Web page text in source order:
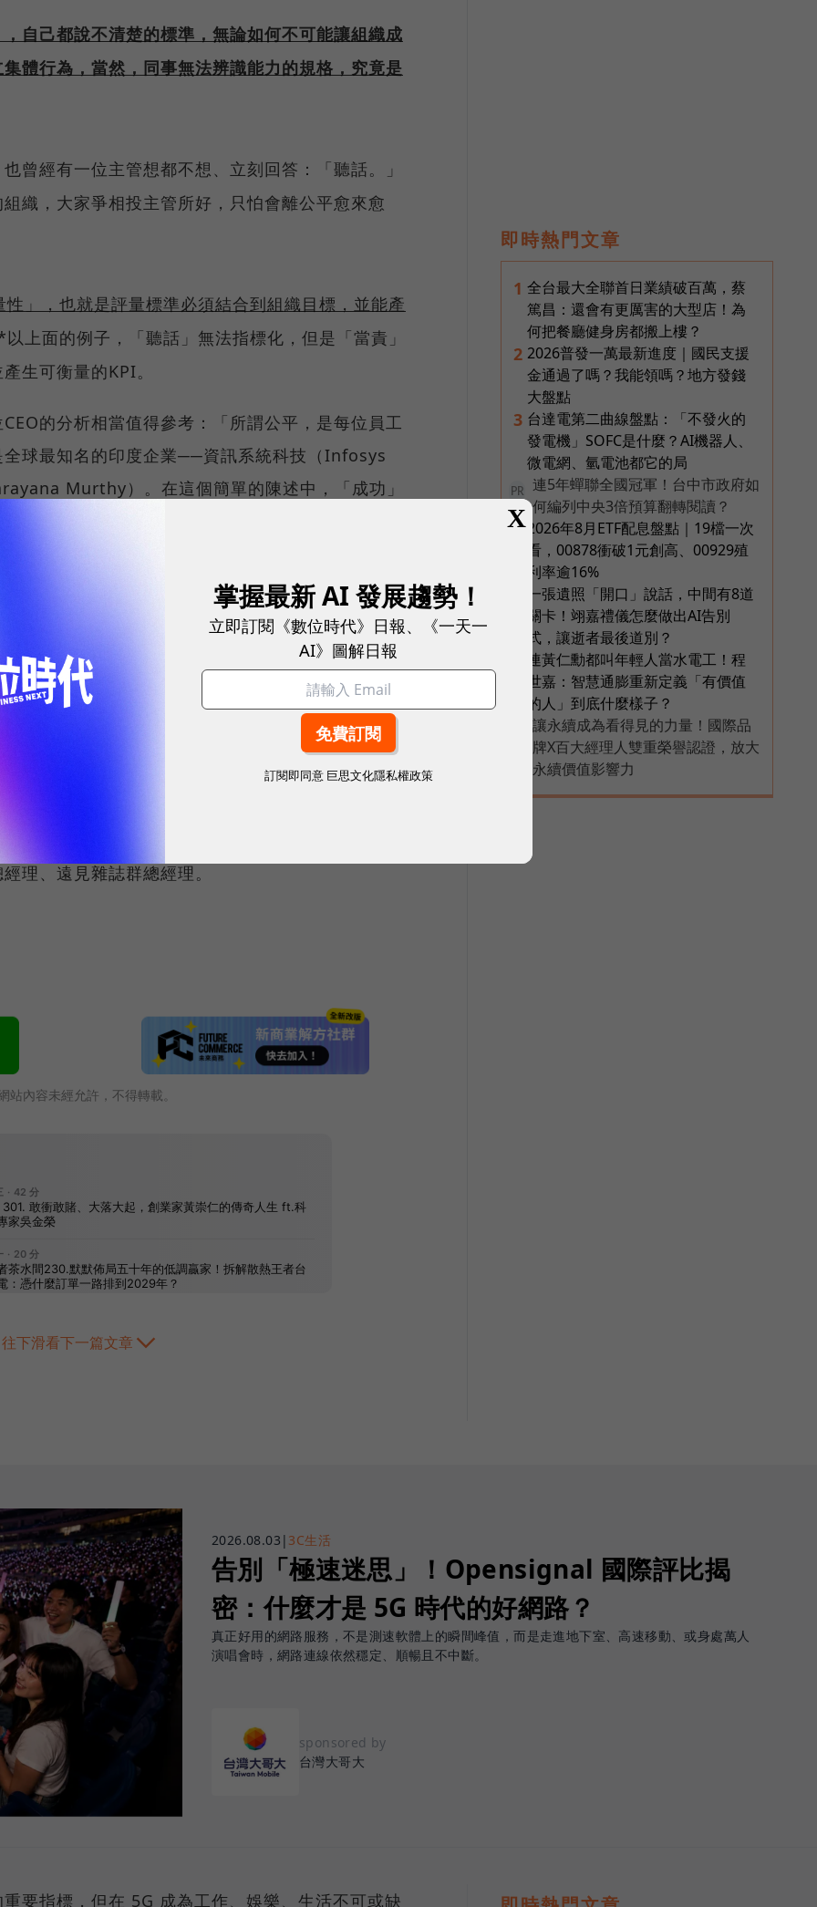
自己都說不清楚的標準，無論如何不可能讓組織成
體行為，當然，同事無法辨識能力的規格，究竟是
曾經有一位主管想都不想、立刻回答：「聽話。」
織，大家爭相投主管所好，只怕會離公平愈來愈
」，也就是評量標準必須結合到組織目標，並能產
上面的例子，「聽話」無法指標化，但是「當責」
生可衡量的KPI。
的分析相當值得參考：「所謂公平，是每位員工
球最知名的印度企業──資訊系統科技（Infosys
Murthy）。在這個簡單的陳述中，「成功」
樂見有能者出頭，卻總是遲疑、不願成為搬開阻礙
從來就不是個值得為難的選擇。彼得‧杜拉克曾說：
『不受歡迎的決策（unpopular decisions）』。」
長。因為擔任財經記者啟發對組織行為的高度興
理、遠見雜誌群總經理。
站內容未經允許，不得轉載。
往下滑看下一篇文章
即時熱門文章
1 全台最大全聯首日業績破百萬，蔡
篤昌：還會有更厲害的大型店！為
何把餐廳健身房都搬上樓？
2 2026普發一萬最新進度｜國民支援
金通過了嗎？我能領嗎？地方發錢
大盤點
3 台達電第二曲線盤點：「不發火的
發電機」SOFC是什麼？AI機器人、
微電網、氫電池都它的局
PR
連5年蟬聯全國冠軍！台中市政府如
何編列中央3倍預算翻轉閱讀？
4 2026年8月ETF配息盤點｜19檔一次
看，00878衝破1元創高、00929殖
利率逾16%
一張遺照「開口」說話，中間有8道
關卡！翊嘉禮儀怎麼做出AI告別
式，讓逝者最後道別？
連黃仁勳都叫年輕人當水電工！程
世嘉：智慧通膨重新定義「有價值
的人」到底什麼樣子？
讓永續成為看得見的力量！國際品
牌X百大經理人雙重榮譽認證，放大
永續價值影響力
2026.08.03 | 3C生活
告別「極速迷思」！Opensignal 國際評比揭
密：什麼才是 5G 時代的好網路？
真正好用的網路服務，不是測速軟體上的瞬間峰值，而是走進地下室、高速移動、或身處萬人
演唱會時，網路連線依然穩定、順暢且不中斷。
sponsored by
台灣大哥大
要指標，但在 5G 成為工作、娛樂、生活不可或缺
X
掌握最新 AI 發展趨勢！
立即訂閱《數位時代》日報、《一天一
AI》圖解日報
訂閱即同意 巨思文化隱私權政策